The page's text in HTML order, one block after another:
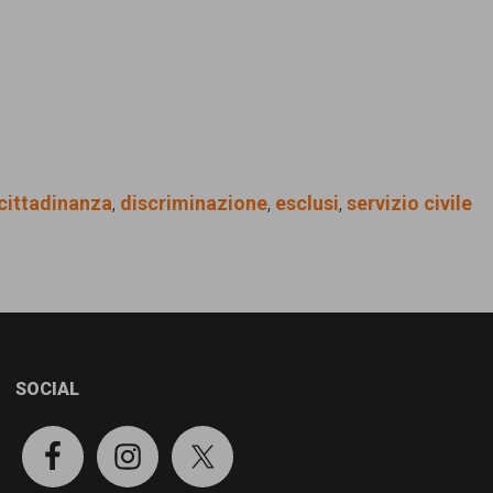
, discriminazione, esclusi, servizio civile
SOCIAL